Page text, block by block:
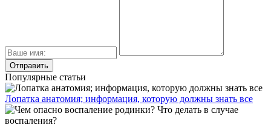
Популярные статьи
Лопатка анатомия; информация, которую должны знать все